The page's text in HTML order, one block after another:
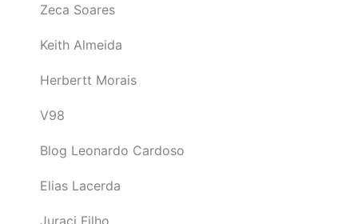
Zeca Soares
Keith Almeida
Herbertt Morais
V98
Blog Leonardo Cardoso
Elias Lacerda
Juraci Filho